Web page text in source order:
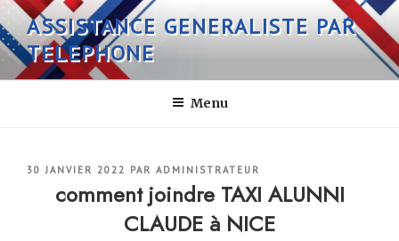
Aller
au
contenu
principal
ASSISTANCE GENERALISTE PAR
TELEPHONE
Menu
PUBLIÉ
30 JANVIER 2022 PAR ADMINISTRATEUR
comment joindre TAXI ALUNNI
CLAUDE à NICE